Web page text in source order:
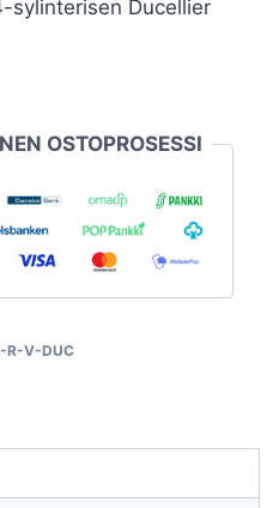
sylinterisen Ducellier
OSTOPROSESSI
R-V-DUC